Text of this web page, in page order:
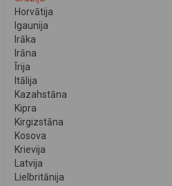
Horvātija
Igaunija
Irāka
Irāna
Īrija
Itālija
Kazahstāna
Kipra
Kirgizstāna
Kosova
Krievija
Latvija
Lielbritānija